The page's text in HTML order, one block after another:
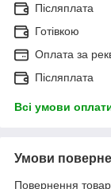
Післяплата
Готівкою
Оплата за
Післяплата
Всі умови
Умови
Повернення